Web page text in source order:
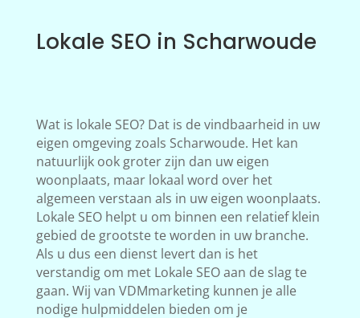
Lokale SEO in Scharwoude
Wat is lokale SEO? Dat is de vindbaarheid in uw
eigen omgeving zoals Scharwoude. Het kan
natuurlijk ook groter zijn dan uw eigen
woonplaats, maar lokaal word over het
algemeen verstaan als in uw eigen woonplaats.
Lokale SEO helpt u om binnen een relatief klein
gebied de grootste te worden in uw branche.
Als u dus een dienst levert dan is het
verstandig om met Lokale SEO aan de slag te
gaan. Wij van VDMmarketing kunnen je alle
nodige hulpmiddelen bieden om je